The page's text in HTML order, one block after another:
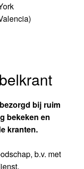
bij ruim
bekeken en
kranten.
b.v. met